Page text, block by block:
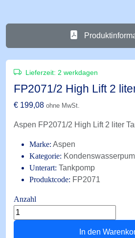
Lieferzeit: 2 werkdagen
FP2071/2 High Lift 2
€ 199,08 ohne MwSt.
Aspen FP2071/2 High Lift 2 liter
Marke: Aspen
Kategorie:
Unterart: Tankpomp
Produktcode: FP2071
Anzahl
FP2071/2
High
In den